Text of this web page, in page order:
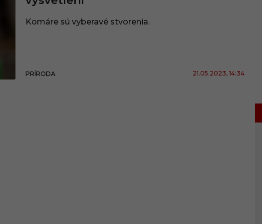
Komáre sú vyberavé stvorenia.
PRÍRODA 21.05.2023, 14:34